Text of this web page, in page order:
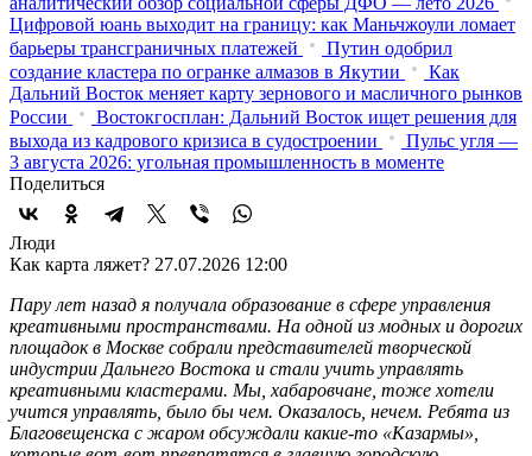
Цифровой юань выходит на границу: как Маньчжоули ломает
барьеры трансграничных платежей
Путин одобрил
создание кластера по огранке алмазов в Якутии
Как
Дальний Восток меняет карту зернового и масличного рынков
России
Востокгосплан: Дальний Восток ищет решения для
выхода из кадрового кризиса в судостроении
Пульс угля —
3 августа 2026: угольная промышленность в моменте
Поделиться
Люди
Как карта ляжет? 27.07.2026 12:00
Пару лет назад я получала образование в сфере управления
креативными пространствами. На одной из модных и дорогих
площадок в Москве собрали представителей творческой
индустрии Дальнего Востока и стали учить управлять
креативными кластерами. Мы, хабаровчане, тоже хотели
учится управлять, было бы чем. Оказалось, нечем. Ребята из
Благовещенска с жаром обсуждали какие-то «Казармы»,